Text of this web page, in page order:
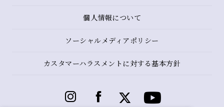
個人情報について
ソーシャルメディアポリシー
カスタマーハラスメントに対する基本方針